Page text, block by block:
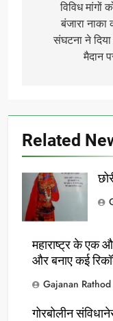
navigation
विविध मांगों
बंजारा नाका
संघटना ने
मैदान
Related
महाराष्ट्र के एक
और बनाए कई
Gajanan Rathod
गोरबोलीन